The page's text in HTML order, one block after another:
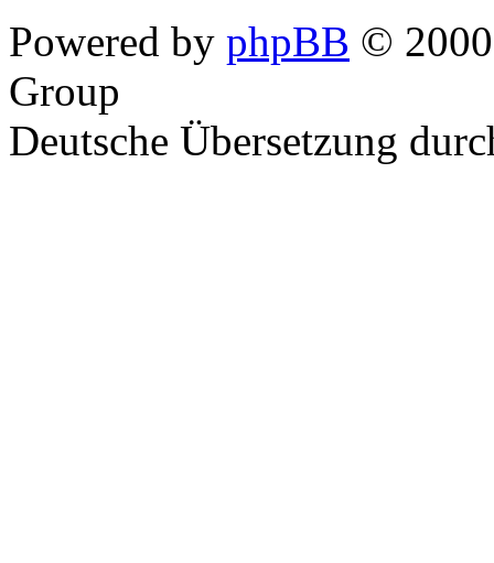
Powered by phpBB ©
Group
Deutsche Übersetzung